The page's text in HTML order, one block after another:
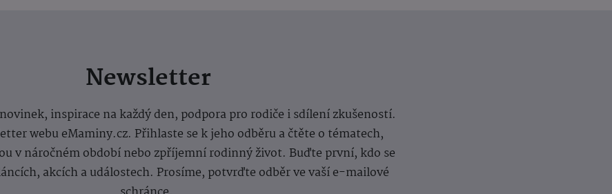
Newsletter
inspirace na každý den, podpora pro rodiče i sdílení zkušeností.
webu eMaminy.cz. Přihlaste se k jeho odběru a čtěte o tématech,
v náročném období nebo zpříjemní rodinný život. Buďte první, kdo se
akcích a událostech. Prosíme, potvrďte odběr ve vaší e-mailové